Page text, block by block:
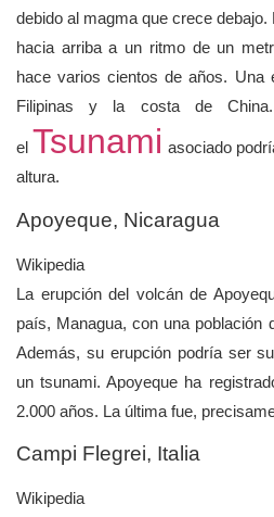
debido al magma que crece
hacia arriba a un ritmo de un
hace varios cientos de años. Una
Filipinas y la costa de
el Tsunami asociado
altura.
Apoyeque, Nicaragua
Wikipedia
La erupción del volcán de
país, Managua, con una población
Además, su erupción podría ser
un tsunami. Apoyeque ha
2.000 años. La última fue,
Campi Flegrei, Italia
Wikipedia